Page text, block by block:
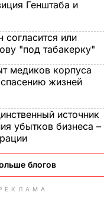
Генштаба и
согласится или
"под табакерку"
медиков корпуса
жизней
источник
убытков бизнеса –
блогов